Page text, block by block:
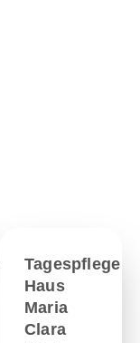
Tagespflege
Haus
Maria
Clara